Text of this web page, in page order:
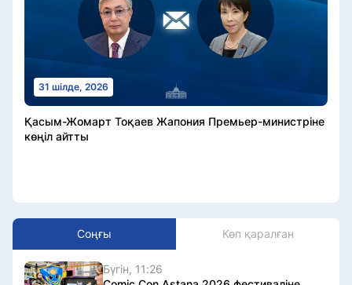
31 шілде, 2026
Қасым-Жомарт Тоқаев Жапония Премьер-министріне
көңіл айтты
Соңғы Көп қаралған
Бүгін, 11:26